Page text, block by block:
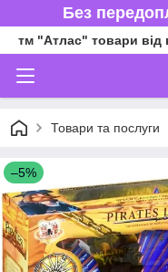
Без
тм "Атлас" товари від
Товари та послуги
–5%